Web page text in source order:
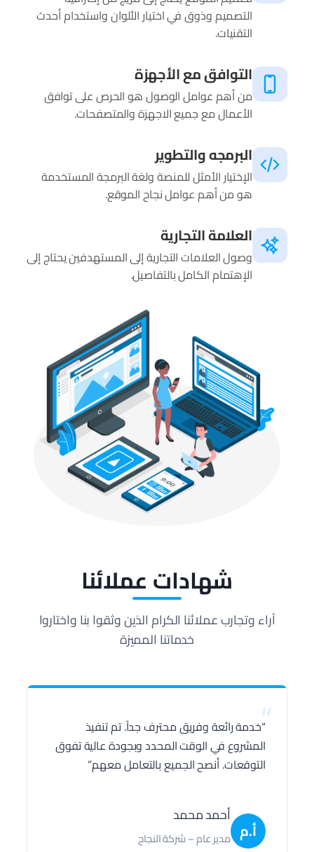
التصميم وذوق في اختيار الألوان واستخدام أحدث
التقنيات.
التوافق مع الأجهزة
من أهم عوامل الوصول هو الحرص على توافق
الأعمال مع جميع الاجهزة والمتصفحات.
البرمجه والتطوير
الإختيار الأمثل للمنصة ولغة البرمجة المستخدمة
هو من أهم عوامل نجاح الموقع.
العلامة التجارية
وصول العلامات التجارية إلى المستهدفين يحتاج إلى
الإهتمام الكامل بالتفاصيل.
شهادات عملائنا
آراء وتجارب عملائنا الكرام الذين وثقوا بنا واختاروا
خدماتنا المميزة
““خدمة رائعة وفريق محترف جداً. تم تنفيذ
المشروع في الوقت المحدد وبجودة عالية تفوق
التوقعات. أنصح الجميع بالتعامل معهم.”
أ.م
أحمد محمد
مدير عام – شركة النجاح